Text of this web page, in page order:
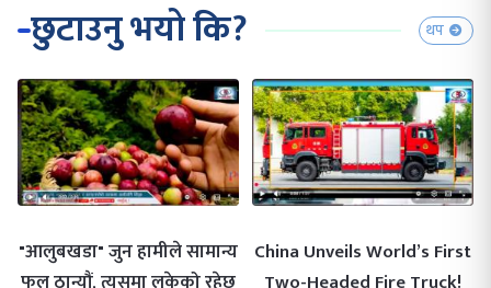
छुटाउनु भयो कि? थप
"आलुबखडा" जुन हामीले सामान्य China Unveils World’s First